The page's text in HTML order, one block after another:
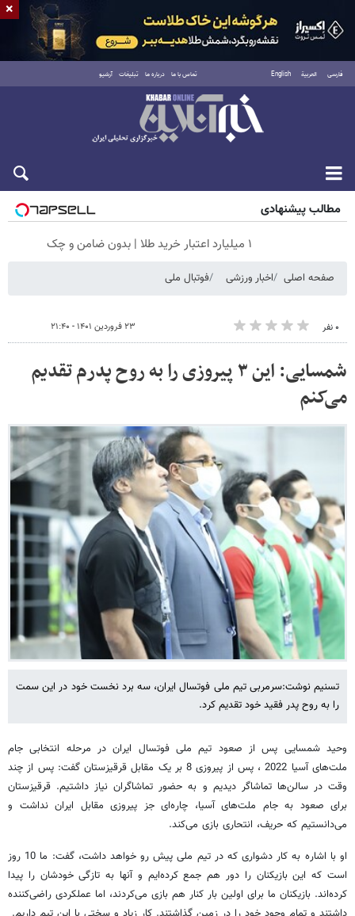
فارسی العربية English تماس با ما درباره ما تبلیغات آرشیو
جمعه ۱۶ مرداد ۱۴۰۵
مطالب پیشنهادی
۱ میلیارد اعتبار خرید طلا | بدون ضامن و چک
صفحه اصلی اخبار ورزشی فوتبال ملی
۰ نفر ۲۳ فروردین ۱۴۰۱ - ۲۱:۴۰
شمسایی: این ۳ پیروزی را به روح پدرم تقدیم
می‌کنم
تسنیم نوشت:سرمربی تیم ملی فوتسال ایران، سه برد نخست خود در این سمت
را به روح پدر فقید خود تقدیم کرد.
وحید شمسایی پس از صعود تیم ملی فوتسال ایران در مرحله انتخابی جام
ملت‌های آسیا 2022 ، پس از پیروزی 8 بر یک مقابل قرقیزستان گفت: پس از چند
وقت در سالن‌ها تماشاگر دیدیم و به حضور تماشاگران نیاز داشتیم. قرقیزستان
برای صعود به جام ملت‌های آسیا، چاره‌ای جز پیروزی مقابل ایران نداشت و
می‌دانستیم که حریف، انتحاری بازی می‌کند.
او با اشاره به کار دشواری که در تیم ملی پیش رو خواهد داشت، گفت: ما 10 روز
است که این بازیکنان را دور هم جمع کرده‌ایم و آنها به تازگی خودشان را پیدا
کرده‌اند. بازیکنان ما برای اولین بار کنار هم بازی می‌کردند، اما عملکردی راضی‌کننده
×